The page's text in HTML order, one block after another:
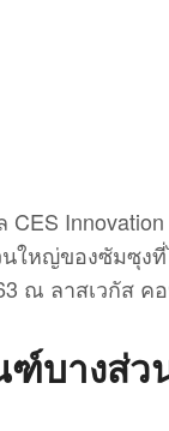
CES
หญ่ของซัมซุงที่
ณ ลาสเวกัส ค
บางส่ว